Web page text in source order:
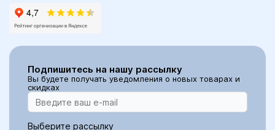
Подпишитесь на нашу рассылку
Вы будете получать уведомления о новых товарах и
скидках
Выберите рассылку